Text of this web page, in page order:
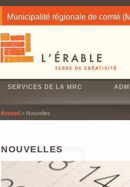
Municipalité régionale de comté
SERVICES DE LA MRC
Accueil> Nouvelles
NOUVELLES